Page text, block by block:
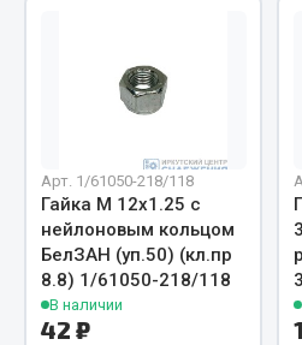
Цепи подъёмные
РТИ
Кольца уплотнительные
Лента конвейерная
Арт. 1/61050-218/118
Гайка М 12х1.25 с
нейлоновым кольцом
БелЗАН (уп.50) (кл.пр
8.8) 1/61050-218/118
В наличии
42 ₽